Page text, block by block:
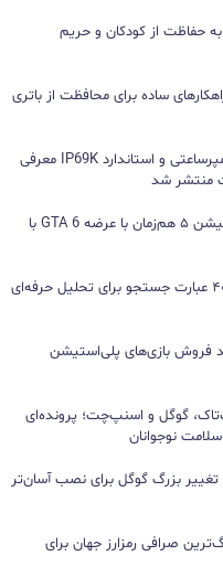
حفاظت از کودکان و حریم
ساده برای محافظت از باتری
اوپو A7 Pro Max با باتری ۱۰ هزار میلی‌آمپرساعتی و استاندارد IP69K معرفی
شد
سونی خیال گیمرها را راحت کرد؛ پلی‌استیشن ۵ هم‌زمان با عرضه GTA 6 با
ترندز ارتقا یافت؛ امکان مقایسه ۴۰۰ عبارت جستجو برای تحلیل حرفه‌ای
فیزیکی؛ ۸۲ درصد فروش بازی‌های پلی‌استیشن
گوگل و اسنپ‌چت؛ پرونده‌ای
نوجوانان
بزرگ گوگل برای نصب آسان‌تر
صرافی رمزارز جهان برای